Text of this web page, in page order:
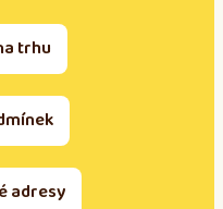
trhu
adresy